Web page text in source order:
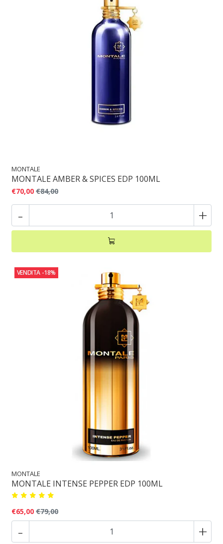
MONTALE
MONTALE AMBER & SPICES EDP 100ML
€70,00 €84,00
- +
VENDITA -18%
MONTALE
MONTALE INTENSE PEPPER EDP 100ML
€65,00 €79,00
- +